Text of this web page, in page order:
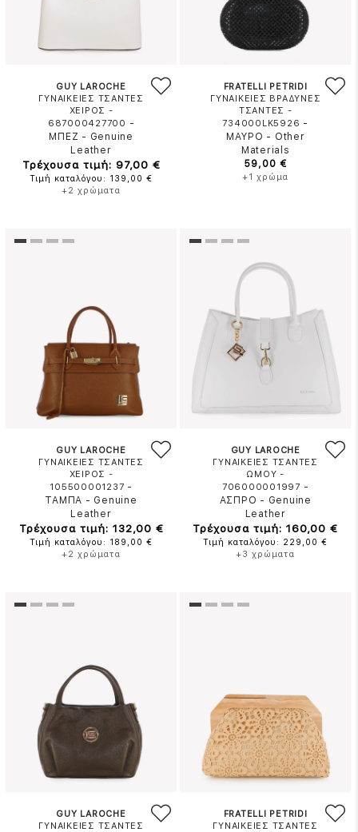
GUY LAROCHE
ΓΥΝΑΙΚΕΙΕΣ ΤΣΑΝΤΕΣ
ΧΕΙΡΟΣ -
687000427700 -
ΜΠΕΖ - Genuine
Leather
Τρέχουσα τιμή: 97,00 €
Τιμή καταλόγου: 139,00 €
+2 χρώματα
FRATELLI PETRIDI
ΓΥΝΑΙΚΕΙΕΣ ΒΡΑΔΥΝΕΣ
ΤΣΑΝΤΕΣ -
734000LK5926 -
ΜΑΥΡΟ - Other
Materials
59,00 €
+1 χρώμα
GUY LAROCHE
ΓΥΝΑΙΚΕΙΕΣ ΤΣΑΝΤΕΣ
ΧΕΙΡΟΣ -
105500001237 -
ΤΑΜΠΑ - Genuine
Leather
Τρέχουσα τιμή: 132,00 €
Τιμή καταλόγου: 189,00 €
+2 χρώματα
GUY LAROCHE
ΓΥΝΑΙΚΕΙΕΣ ΤΣΑΝΤΕΣ
ΩΜΟΥ -
706000001997 -
ΑΣΠΡΟ - Genuine
Leather
Τρέχουσα τιμή: 160,00 €
Τιμή καταλόγου: 229,00 €
+3 χρώματα
GUY LAROCHE
ΓΥΝΑΙΚΕΙΕΣ ΤΣΑΝΤΕΣ
FRATELLI PETRIDI
ΓΥΝΑΙΚΕΙΕΣ ΤΣΑΝΤΕΣ